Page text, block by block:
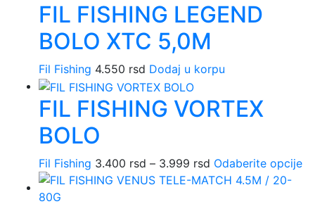
FIL FISHING LEGEND
BOLO XTC 5,0M
Fil Fishing 4.550 rsd Dodaj u korpu
FIL FISHING VORTEX
BOLO
Fil Fishing 3.400 rsd – 3.999 rsd Raspon
cena:
Odaberite opcije